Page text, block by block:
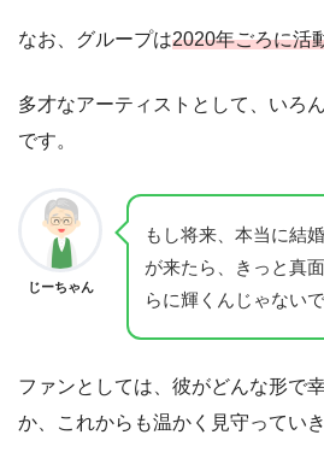
なお、グループは2020年ごろに活
多才なアーティストとして、いろ
です。
じーちゃん
もし将来、本当に結
が来たら、きっと真
らに輝くんじゃない
ファンとしては、彼がどんな形で
か、これからも温かく見守ってい